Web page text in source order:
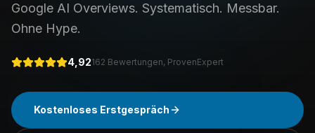
Google AI Overviews. Systematisch. Messbar.
Ohne Hype.
4,92162 Bewertungen, ProvenExpert
Kostenloses Erstgespräch